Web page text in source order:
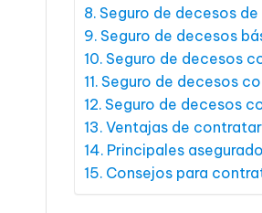
Seguro de decesos
Seguro de decesos
Seguro de decesos
Seguro de decesos
Seguro de decesos
Ventajas de
Principales
Consejos para